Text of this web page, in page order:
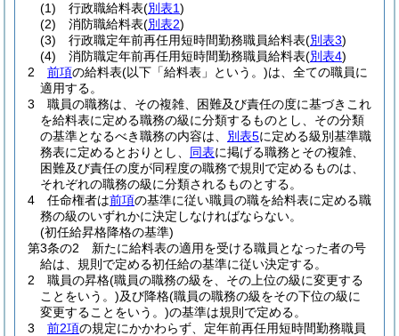
(1)
行政職給料表(別表1)
(2)
消防職給料表(別表2)
(3)
行政職定年前再任用短時間勤務職員給料表(別表3)
(4)
消防職定年前再任用短時間勤務職員給料表(別表4)
2
前項の給料表(以下「給料表」という。)は、全ての職員に
適用する。
3
職員の職務は、その複雑、困難及び責任の度に基づきこれ
を給料表に定める職務の級に分類するものとし、その分類
の基準となるべき職務の内容は、 別表5に定める級別基準職
務表に定めるとおりとし、 同表に掲げる職務とその複雑、
困難及び責任の度が同程度の職務で規則で定めるものは、
それぞれの職務の級に分類されるものとする。
4
任命権者は前項の基準に従い職員の職を給料表に定める職
務の級のいずれかに決定しなければならない。
(初任給昇格降格の基準)
第3条の2
新たに給料表の適用を受ける職員となった者の号
給は、規則で定める初任給の基準に従い決定する。
2
職員の昇格(職員の職務の級を、その上位の級に変更する
ことをいう。)及び降格(職員の職務の級をその下位の級に
変更することをいう。)の基準は規則で定める。
3
前2項の規定にかかわらず、定年前再任用短時間勤務職員